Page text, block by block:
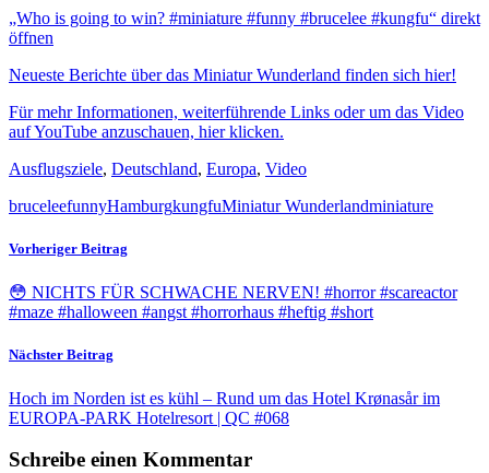
#funny
#brucelee
#kungfu“
von
YouTube
„Who is going to win? #miniature #funny #brucelee #kungfu“ direkt
öffnen
Neueste Berichte über das Miniatur Wunderland finden sich hier!
Für mehr Informationen, weiterführende Links oder um das Video
auf YouTube anzuschauen, hier klicken.
Ausflugsziele, Deutschland, Europa, Video
bruceleefunnyHamburgkungfuMiniatur Wunderlandminiature
Vorheriger Beitrag
😳 NICHTS FÜR SCHWACHE NERVEN! #horror #scareactor
#maze #halloween #angst #horrorhaus #heftig #short
Nächster Beitrag
Hoch im Norden ist es kühl – Rund um das Hotel Krønasår im
EUROPA-PARK Hotelresort | QC #068
Schreibe einen Kommentar